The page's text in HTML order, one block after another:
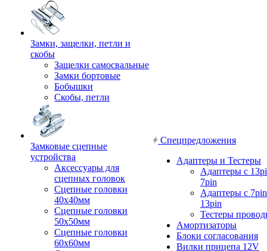
Замки, защелки, петли и
скобы
Защелки самосвальные
Замки бортовые
Бобышки
Скобы, петли
Замковые сцепные
устройства
Аксессуары для
сцепных головок
Сцепные головки
40x40мм
Сцепные головки
50x50мм
Сцепные головки
60x60мм
Спецпредложения
Адаптеры и Тестеры
Адаптеры с
7pin
Адаптеры с
13pin
Тестеры
Амортизаторы
Блоки согласования
Вилки прицепа 12V